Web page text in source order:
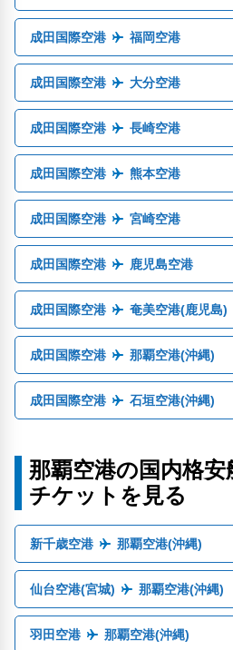
成田国際空港 福岡空港
成田国際空港 大分空港
成田国際空港 長崎空港
成田国際空港 熊本空港
成田国際空港 宮崎空港
成田国際空港 鹿児島空港
成田国際空港 奄美空港(鹿児島)
成田国際空港 那覇空港(沖縄)
成田国際空港 石垣空港(沖縄)
那覇空港の国内格
チケットを見る
新千歳空港 那覇空港(沖縄)
仙台空港(宮城) 那覇空港(沖縄)
羽田空港 那覇空港(沖縄)